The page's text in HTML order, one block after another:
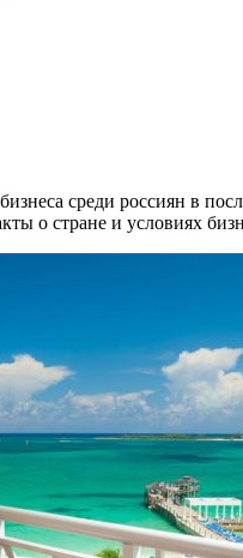
среди россиян в
о стране и условиях